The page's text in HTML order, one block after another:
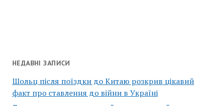
НЕДАВНІ ЗАПИСИ
Шольц після поїздки до Китаю розкрив цікавий
факт про ставлення до війни в Україні